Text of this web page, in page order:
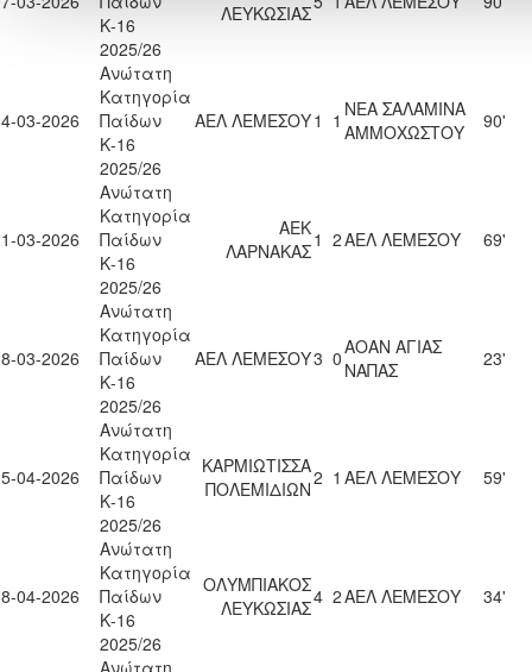
Κ-16
2025/26
ΛΕΥΚΩΣΙΑΣ
03-2026
Ανώτατη
Κατηγορία
Παίδων
Κ-16
2025/26
ΑΕΛ ΛΕΜΕΣΟΥ1 1 ΝΕΑ ΣΑΛΑΜΙΝΑ
ΑΜΜΟΧΩΣΤΟΥ
90'
03-2026
Ανώτατη
Κατηγορία
Παίδων
Κ-16
2025/26
ΑΕΚ
ΛΑΡΝΑΚΑΣ1 2ΑΕΛ ΛΕΜΕΣΟΥ 69'
03-2026
Ανώτατη
Κατηγορία
Παίδων
Κ-16
2025/26
ΑΕΛ ΛΕΜΕΣΟΥ3 0ΑΟΑΝ ΑΓΙΑΣ
ΝΑΠΑΣ
23'
04-2026
Ανώτατη
Κατηγορία
Παίδων
Κ-16
2025/26
ΚΑΡΜΙΩΤΙΣΣΑ
ΠΟΛΕΜΙΔΙΩΝ2 1 ΑΕΛ ΛΕΜΕΣΟΥ 59'
04-2026
Ανώτατη
Κατηγορία
Παίδων
Κ-16
2025/26
ΟΛΥΜΠΙΑΚΟΣ
ΛΕΥΚΩΣΙΑΣ4 2ΑΕΛ ΛΕΜΕΣΟΥ 34'